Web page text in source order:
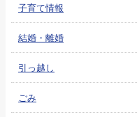
子育て情報
結婚・離婚
引っ越し
ごみ